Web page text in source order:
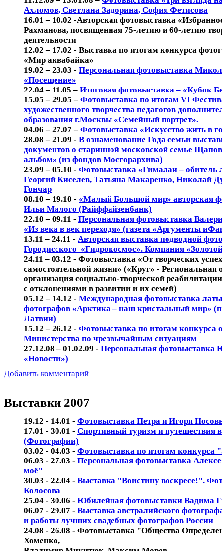
Ахломов, Светлана Задорина, София Фетисова
16.01 – 10.02 -Авторская фотовыставка
Рахманова, посвященная 75-летию и 60-летию
деятельности
12.02 – 17.02 - Выставка по итогам конкурса
«Мир аквабайка»
19.02 – 23.03 - Персональная фотовыставка
«Посещение»
22.04 – 11.05 – Итоговая фотовыставка – «Кубок
15.05 – 29.05 – Фотовыставка по итогам VI
художественного творчества педагогов
образования г.Москвы «Семейный портрет».
04.06 – 27.07 – Фотовыставка «Искусство жить в
28.08 – 21.09 - В ознаменование Года семьи
документов о старинной московской семье
альбом» (из фондов Мосгорархива)
23.09 – 05.10 - Фотовыставка «Гималаи – обитель
Георгий Киселев, Татьяна Макаренко, Николай
Гончар
08.10 – 19.10 - «Малый Большой мир» авторская
Ильи Малого (Райффайзенбанк)
22.10 – 09.11 - Персональная фотовыставка
«Из века в век переходя» (газета «Аргументы
13.11 – 24.11 - Авторская выставка подводной
Городисского «Гидрокосмос». Компания
24.11 – 03.12 - Фотовыставка «От творческих
самостоятельной жизни» («Круг» - Региональная
организация социально-творческой
с отклонениями в развитии и их семей)
05.12 – 14.12 - Международная фотовыставка
фотографов «Арктика – наш кристальный мир»
Латвии)
15.12 – 26.12 - Фотовыставка по итогам конкурса
Министерства по чрезвычайным ситуациям
27.12.08 – 01.02.09 - Персональная
«Новости»)
Добавить комментарий
Выставки 2007
19.12 - 14.01 - Фотовыставка Петра и Игоря
17.01 - 30.01 - Спортивный туризм и путешествия
(Фотографии)
03.02 - 04.03 - Фотовыставка по итогам конкурса
06.03 - 27.03 - Персональная фотовыставка
моё"
30.03 - 22.04 - Выставка "Воистину воскресе!".
Колосова
25.04 - 30.06 - Юбилейная фотовыставки Вадима
06.07 - 29.07 - Выставка австралийского
и работы лучших свадебных фотографов России
24.08 - 26.08 - Фотовыставка "Общества
Хоменко,